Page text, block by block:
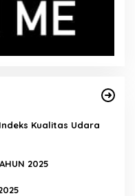
Kualitas Udara
2025